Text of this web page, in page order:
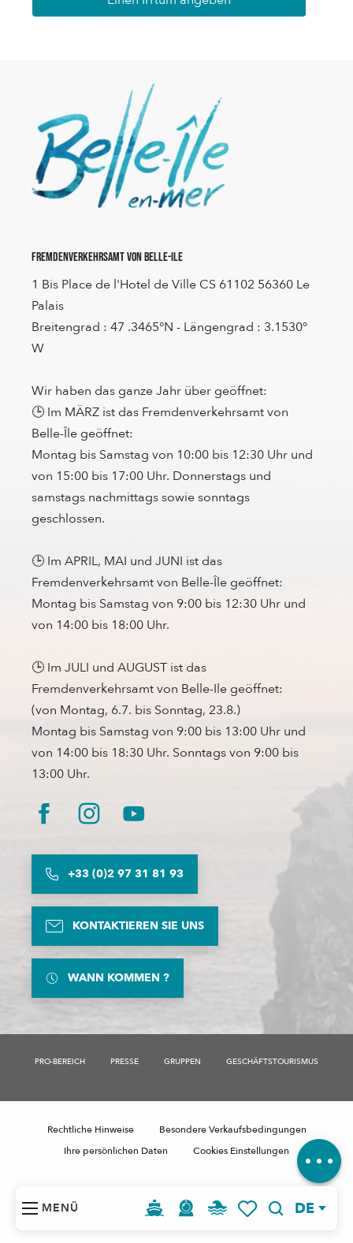
MENÜ DE
Kommentare
Fremdenverkehrsamt von Belle-Ile
1 Bis Place de l'Hotel de Ville CS 61102 56360 Le
Palais
Breitengrad : 47 .3465°N - Längengrad : 3.1530°
W
Wir haben das ganze Jahr über geöffnet:
🕒 Im MÄRZ ist das Fremdenverkehrsamt von
Belle-Île geöffnet:
Montag bis Samstag von 10:00 bis 12:30 Uhr und
von 15:00 bis 17:00 Uhr. Donnerstags und
samstags nachmittags sowie sonntags
geschlossen.
🕒 Im APRIL, MAI und JUNI ist das
Fremdenverkehrsamt von Belle-Île geöffnet:
Montag bis Samstag von 9:00 bis 12:30 Uhr und
von 14:00 bis 18:00 Uhr.
🕒 Im JULI und AUGUST ist das
Fremdenverkehrsamt von Belle-Ile geöffnet:
(von Montag, 6.7. bis Sonntag, 23.8.)
Montag bis Samstag von 9:00 bis 13:00 Uhr und
von 14:00 bis 18:30 Uhr. Sonntags von 9:00 bis
13:00 Uhr.
+33 (0)2 97 31 81 93
KONTAKTIEREN SIE UNS
WANN KOMMEN ?
PRO-BEREICH PRESSE GRUPPEN GESCHÄFTSTOURISMUS
Rechtliche Hinweise
Besondere Verkaufsbedingungen
Ihre persönlichen Daten
Cookies Einstellungen